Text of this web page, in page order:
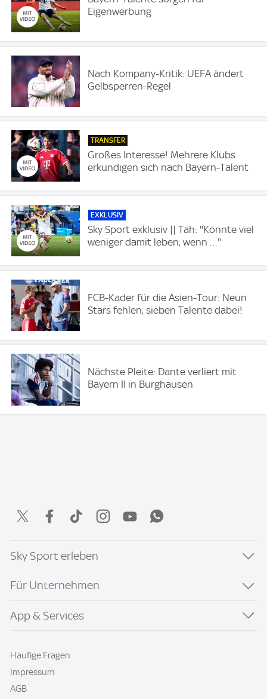
Eigenwerbung
Nach Kompany-Kritik: UEFA ändert
Gelbsperren-Regel
TRANSFER
Großes Interesse! Mehrere Klubs
erkundigen sich nach Bayern-Talent
EXKLUSIV
Sky Sport exklusiv || Tah: "Könnte viel
weniger damit leben, wenn …"
FCB-Kader für die Asien-Tour: Neun
Stars fehlen, sieben Talente dabei!
Nächste Pleite: Dante verliert mit
Bayern II in Burghausen
Sky Sport erleben
Für Unternehmen
App & Services
Häufige Fragen
Impressum
AGB